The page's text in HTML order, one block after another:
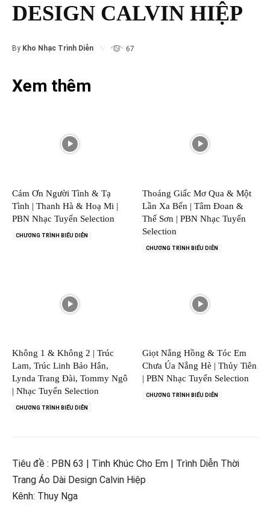
DESIGN CALVIN HIỆP
By Kho Nhạc Trình Diễn 67
Xem thêm
Cám Ơn Người Tình & Tạ
Tình | Thanh Hà & Hoạ Mi |
PBN Nhạc Tuyển Selection
CHƯƠNG TRÌNH BIỂU DIỄN
Thoáng Giấc Mơ Qua & Một
Lần Xa Bến | Tâm Đoan &
Thế Sơn | PBN Nhạc Tuyển
Selection
CHƯƠNG TRÌNH BIỂU DIỄN
Không 1 & Không 2 | Trúc
Lam, Trúc Linh Bảo Hân,
Lynda Trang Đài, Tommy Ngô
| Nhạc Tuyển Selection
CHƯƠNG TRÌNH BIỂU DIỄN
Giọt Nắng Hồng & Tóc Em
Chưa Úa Nắng Hè | Thủy Tiên
| PBN Nhạc Tuyển Selection
CHƯƠNG TRÌNH BIỂU DIỄN
Tiêu đề : PBN 63 | Tình Khúc Cho Em | Trình Diễn Thời
Trang Áo Dài Design Calvin Hiệp
Kênh: Thuy Nga